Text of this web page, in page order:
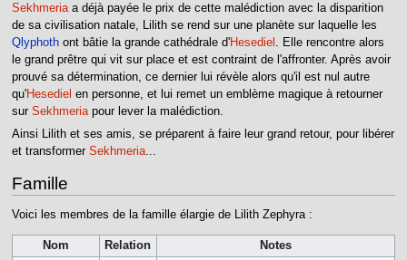
Sekhmeriaa déjà payée le prix de cette malédiction avec la disparition
de sa civilisation natale, Lilith se rend sur une planète sur laquelle les
Qlyphothont bâtie la grande cathédrale d'Hesediel
. Elle rencontre alors
le grand prêtre qui vit sur place et est contraint de l'affronter. Après avoir
prouvé sa détermination, ce dernier lui révèle alors qu'il est nul autre
qu'Hesediel en personne, et lui remet un emblème magique à retourner
sur Sekhmeriapour lever la malédiction.
Ainsi Lilith et ses amis, se préparent à faire leur grand retour, pour libérer
et transformer Sekhmeria...
Famille
Voici les membres de la famille élargie de Lilith Zephyra :
Nom Relation
Notes